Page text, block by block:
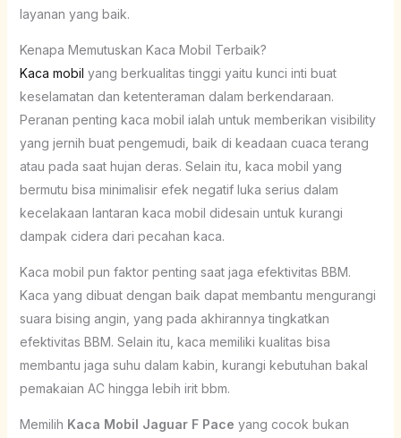
layanan yang baik.
Kenapa Memutuskan Kaca Mobil Terbaik?
Kaca mobil yang berkualitas tinggi yaitu kunci inti buat
keselamatan dan ketenteraman dalam berkendaraan.
Peranan penting kaca mobil ialah untuk memberikan visibility
yang jernih buat pengemudi, baik di keadaan cuaca terang
atau pada saat hujan deras. Selain itu, kaca mobil yang
bermutu bisa minimalisir efek negatif luka serius dalam
kecelakaan lantaran kaca mobil didesain untuk kurangi
dampak cidera dari pecahan kaca.
Kaca mobil pun faktor penting saat jaga efektivitas BBM.
Kaca yang dibuat dengan baik dapat membantu mengurangi
suara bising angin, yang pada akhirannya tingkatkan
efektivitas BBM. Selain itu, kaca memiliki kualitas bisa
membantu jaga suhu dalam kabin, kurangi kebutuhan bakal
pemakaian AC hingga lebih irit bbm.
Memilih Kaca Mobil Jaguar F Pace yang cocok bukan